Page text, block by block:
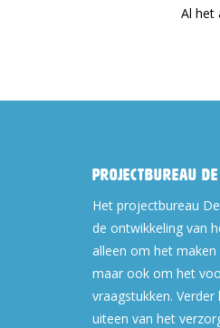
Al het
Projectbureau
Het projectbureau
de ontwikkeling van
alleen om het
maar ook om het
vraagstukken.
uiteen van het